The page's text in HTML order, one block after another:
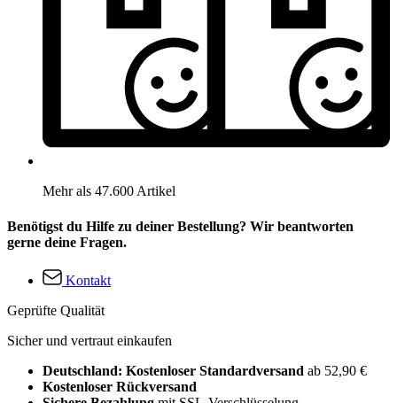
Mehr als 47.600 Artikel
Benötigst du Hilfe zu deiner Bestellung? Wir beantworten
gerne deine Fragen.
Kontakt
Geprüfte Qualität
Sicher und vertraut einkaufen
Deutschland: Kostenloser Standardversand ab 52,90 €
Kostenloser Rückversand